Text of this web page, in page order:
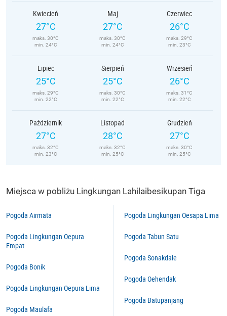
Kwiecień
27°C
maks. 30°C
min. 24°C
Maj
27°C
maks. 30°C
min. 24°C
Czerwiec
26°C
maks. 29°C
min. 23°C
Lipiec
25°C
maks. 29°C
min. 22°C
Sierpień
25°C
maks. 30°C
min. 22°C
Wrzesień
26°C
maks. 31°C
min. 22°C
Październik
27°C
maks. 32°C
min. 23°C
Listopad
28°C
maks. 32°C
min. 25°C
Grudzień
27°C
maks. 30°C
min. 25°C
Miejsca w pobliżu Lingkungan Lahilaibesikupan Tiga
Pogoda Airmata
Pogoda Lingkungan Oepura
Empat
Pogoda Bonik
Pogoda Lingkungan Oepura Lima
Pogoda Maulafa
Pogoda Lingkungan Oesapa Lima
Pogoda Tabun Satu
Pogoda Sonakdale
Pogoda Oehendak
Pogoda Batupanjang